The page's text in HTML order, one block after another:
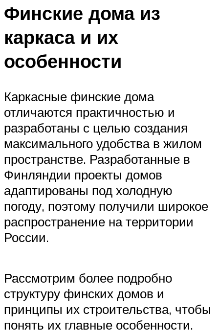
Финские дома из
каркаса и их
особенности
Каркасные финские дома
отличаются практичностью и
разработаны с целью создания
максимального удобства в жилом
пространстве. Разработанные в
Финляндии проекты домов
адаптированы под холодную
погоду, поэтому получили широкое
распространение на территории
России.
Рассмотрим более подробно
структуру финских домов и
принципы их строительства, чтобы
понять их главные особенности.